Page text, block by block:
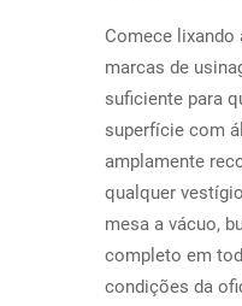
Comece lixando
marcas de
suficiente para
superfície com
amplamente
qualquer
mesa a vácuo,
completo em
condições da